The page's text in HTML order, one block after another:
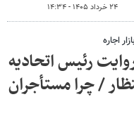
۲۴ خرداد ۱۴۰۵ - ۱۴:۳۴
اجاره
رئیس اتحادیه
/ چرا مستأجران